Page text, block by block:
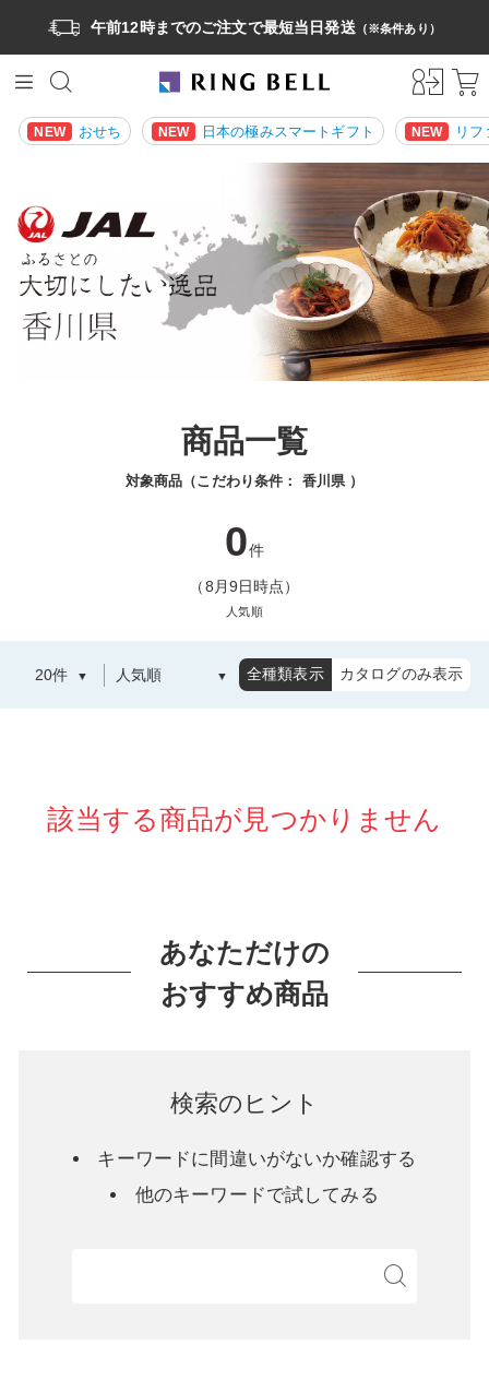
午前12時までのご注文で最短当日発送（※条件あり）
NEW おせち NEW 日本の極みスマートギフト NEW リ
商品一覧
対象商品（こだわり条件： 香川県 ）
0件
（8月9日時点）
人気順
全種類表示 カタログのみ表示
該当する商品が見つかりません
あなただけの
おすすめ商品
検索のヒント
キーワードに間違いがないか確認する
他のキーワードで試してみる